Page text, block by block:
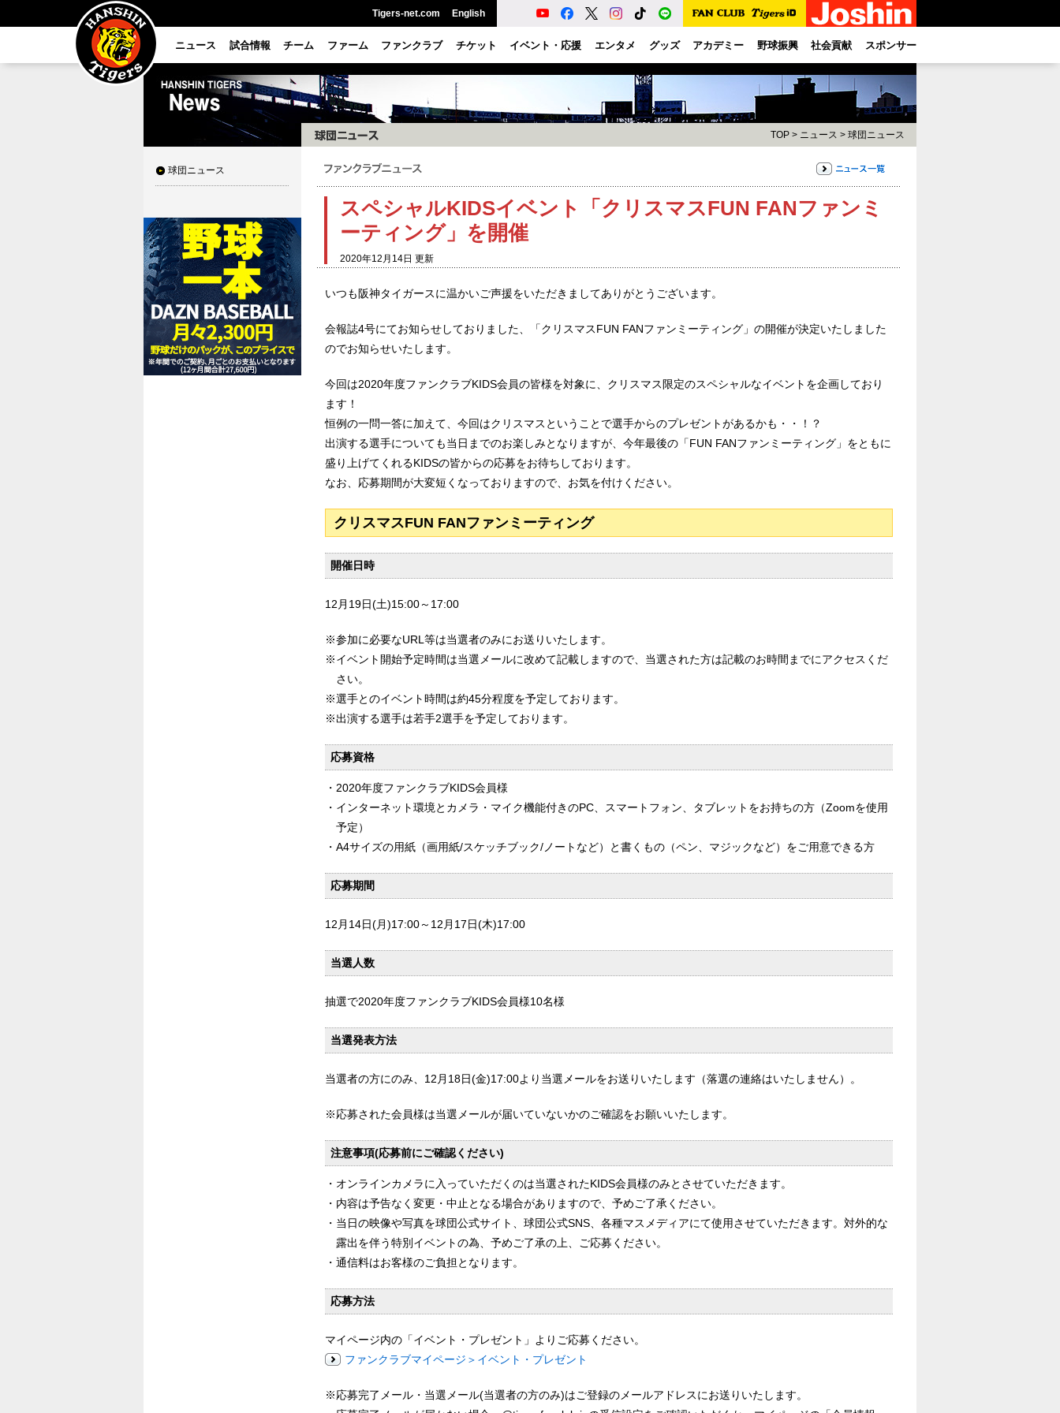
Tigers-net.com English
ニュース 試合情報 チーム ファーム ファンクラブ チケット イベント・応援 エンタメ グッズ アカデミー 野球振興 社会貢献 スポンサー
球団ニュース
TOP > ニュース > 球団ニュース
スペシャルKIDSイベント「クリスマスFUN FANファンミ
ーティング」を開催
2020年12月14日 更新
いつも阪神タイガースに温かいご声援をいただきましてありがとうございます。
会報誌4号にてお知らせしておりました、「クリスマスFUN FANファンミーティング」の開催が決定いたしました
のでお知らせいたします。
今回は2020年度ファンクラブKIDS会員の皆様を対象に、クリスマス限定のスペシャルなイベントを企画しており
ます！
恒例の一問一答に加えて、今回はクリスマスということで選手からのプレゼントがあるかも・・！？
出演する選手についても当日までのお楽しみとなりますが、今年最後の「FUN FANファンミーティング」をともに
盛り上げてくれるKIDSの皆からの応募をお待ちしております。
なお、応募期間が大変短くなっておりますので、お気を付けください。
クリスマスFUN FANファンミーティング
開催日時
12月19日(土)15:00～17:00
※参加に必要なURL等は当選者のみにお送りいたします。
※イベント開始予定時間は当選メールに改めて記載しますので、当選された方は記載のお時間までにアクセスくだ
さい。
※選手とのイベント時間は約45分程度を予定しております。
※出演する選手は若手2選手を予定しております。
応募資格
・2020年度ファンクラブKIDS会員様
・インターネット環境とカメラ・マイク機能付きのPC、スマートフォン、タブレットをお持ちの方（Zoomを使用
予定）
・A4サイズの用紙（画用紙/スケッチブック/ノートなど）と書くもの（ペン、マジックなど）をご用意できる方
応募期間
12月14日(月)17:00～12月17日(木)17:00
当選人数
抽選で2020年度ファンクラブKIDS会員様10名様
当選発表方法
当選者の方にのみ、12月18日(金)17:00より当選メールをお送りいたします（落選の連絡はいたしません）。
※応募された会員様は当選メールが届いていないかのご確認をお願いいたします。
注意事項(応募前にご確認ください)
・オンラインカメラに入っていただくのは当選されたKIDS会員様のみとさせていただきます。
・内容は予告なく変更・中止となる場合がありますので、予めご了承ください。
・当日の映像や写真を球団公式サイト、球団公式SNS、各種マスメディアにて使用させていただきます。対外的な
露出を伴う特別イベントの為、予めご了承の上、ご応募ください。
・通信料はお客様のご負担となります。
応募方法
マイページ内の「イベント・プレゼント」よりご応募ください。
ファンクラブマイページ＞イベント・プレゼント
※応募完了メール・当選メール(当選者の方のみ)はご登録のメールアドレスにお送りいたします。